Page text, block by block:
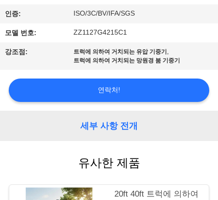
장
투
어
품
질
인증: ISO/3C/BV/IFA/SGS
모델 번호: ZZ1127G4215C1
강조점: 트럭에 의하여 거치되는 유압 기중기 ,
트럭에 의하여 거치되는 망원경 붐 기중기
연락처!
세부 사항 전개
유사한 제품
20ft 40ft 트럭에 의하여